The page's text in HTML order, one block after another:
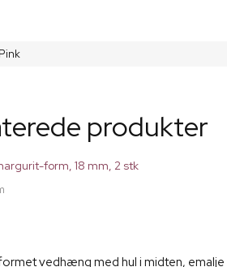
Pink
produkter
form, 18 mm, 2 stk
vedhæng med hul i midten, emalje